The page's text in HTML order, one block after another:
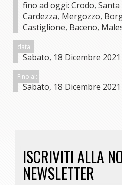
fino ad oggi: Crodo,
Cardezza, Mergozzo,
Castiglione, Baceno,
data:
Sabato, 18 Dicembre 2021
Fino al:
Sabato, 18 Dicembre 2021
ISCRIVITI ALLA
NEWSLETTER